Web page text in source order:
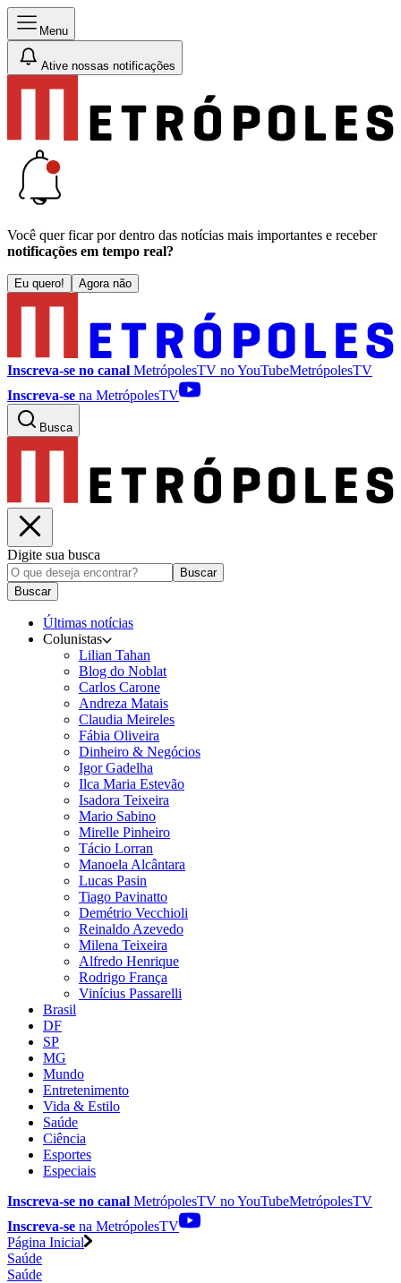
Menu
Ative nossas notificações
Você quer ficar por dentro das notícias mais importantes e receber
notificações em tempo real?
Eu quero! Agora não
Inscreva-se no canal MetrópolesTV noYouTubeMetrópolesTV
Inscreva-se na MetrópolesTV
Busca
Digite sua busca
Buscar
Buscar
Últimas notícias
Colunistas
Lilian Tahan
Blog do Noblat
Carlos Carone
Andreza Matais
Claudia Meireles
Fábia Oliveira
Dinheiro & Negócios
Igor Gadelha
Ilca Maria Estevão
Isadora Teixeira
Mario Sabino
Mirelle Pinheiro
Tácio Lorran
Manoela Alcântara
Lucas Pasin
Tiago Pavinatto
Demétrio Vecchioli
Reinaldo Azevedo
Milena Teixeira
Alfredo Henrique
Rodrigo França
Vinícius Passarelli
Brasil
DF
SP
MG
Mundo
Entretenimento
Vida & Estilo
Saúde
Ciência
Esportes
Especiais
Inscreva-se no canal MetrópolesTV noYouTubeMetrópolesTV
Inscreva-se na MetrópolesTV
Página Inicial
Saúde
Saúde